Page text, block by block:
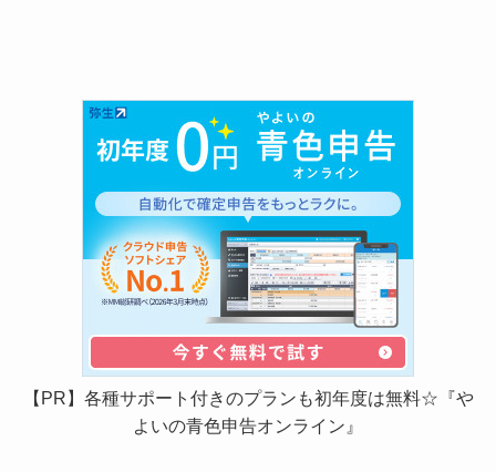
【PR】各種サポート付きのプランも初年度は無料☆『や
よいの青色申告オンライン』